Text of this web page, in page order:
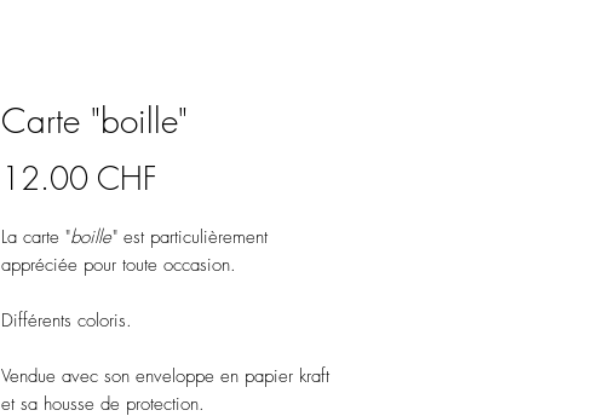
Carte "boille"
12.00 CHF
La carte "boille" est particulièrement
appréciée pour toute occasion.
Différents coloris.
Vendue avec son enveloppe en papier kraft
et sa housse de protection.